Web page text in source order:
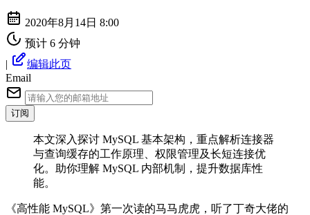
2020年8月14日 8:00
预计 6 分钟
|
编辑此页
Email
订阅
本文深入探讨 MySQL 基本架构，重点解析连接器
与查询缓存的工作原理、权限管理及长短连接优
化。助你理解 MySQL 内部机制，提升数据库性
能。
《高性能 MySQL》第一次读的马马虎虎，听了丁奇大佬的